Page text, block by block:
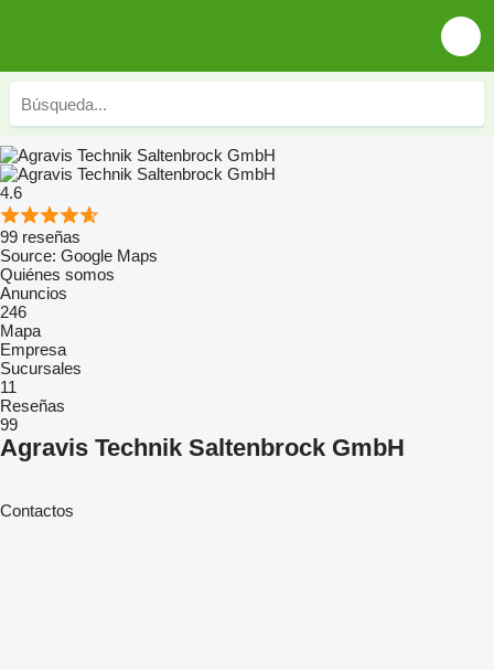
4.6
99 reseñas
Source: Google Maps
Quiénes somos
Anuncios
246
Mapa
Empresa
Sucursales
11
Reseñas
99
Agravis Technik Saltenbrock GmbH
Contactos